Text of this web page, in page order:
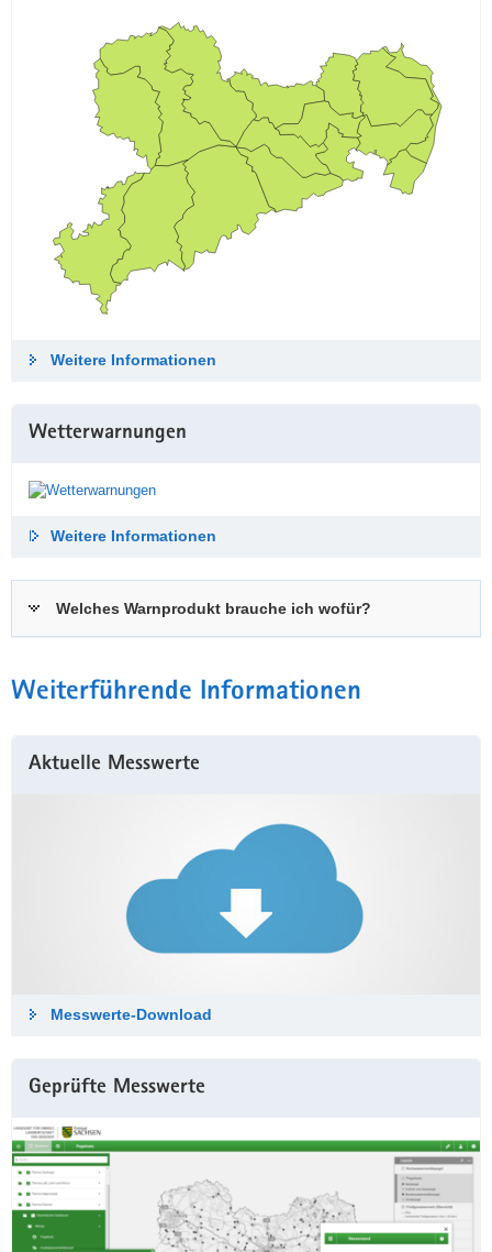
Weitere Informationen
Wetterwarnungen
Weitere Informationen
Welches Warnprodukt brauche ich wofür?
Weiterführende Informationen
Aktuelle Messwerte
Messwerte-Down­load
Geprüfte Messwerte